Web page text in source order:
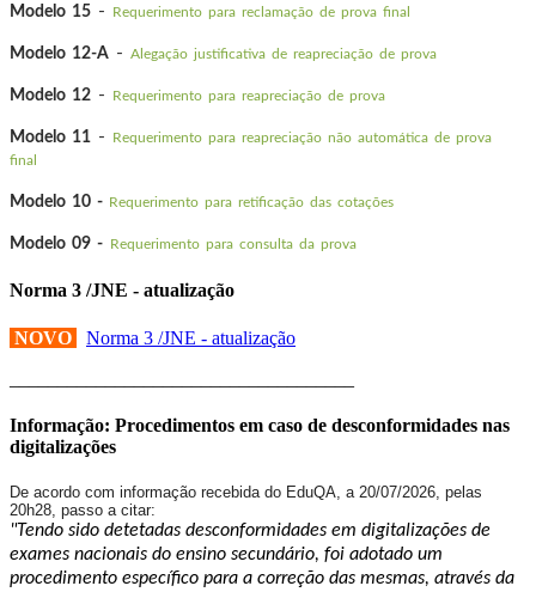
Modelo 15 - Requerimento para reclamação de prova final
Modelo 12-A - Alegação justificativa de reapreciação de prova
Modelo 12 - Requerimento para reapreciação de prova
Modelo 11 -
Requerimento para reapreciação não automática de prova
final
Modelo 10 - Requerimento para retificação das cotações
Modelo 09 - Requerimento para consulta da prova
Norma 3 /JNE - atualização
NOVO
Norma 3 /JNE - atualização
Informação: Procedimentos em caso de desconformidades nas
digitalizações
De acordo com informação recebida do EduQA, a 20/07/2026, pelas
20h28, passo a citar:
"Tendo sido detetadas desconformidades em digitalizações de
exames nacionais do ensino secundário, foi adotado um
procedimento específico para a correção das mesmas, através da